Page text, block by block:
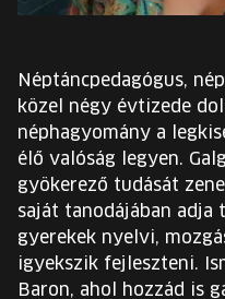
KOSÁR
Néptáncpedagógus,
közel négy évtizede
néphagyomány a
élő valóság legyen.
gyökerező tudását
saját tanodájában adja
gyerekek nyelvi,
igyekszik fejleszteni.
Baron, ahol hozzád is